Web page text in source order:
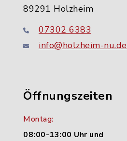
89291 Holzheim
07302 6383
info@holzheim-nu.de
Öffnungszeiten
Montag:
08:00-13:00 Uhr und